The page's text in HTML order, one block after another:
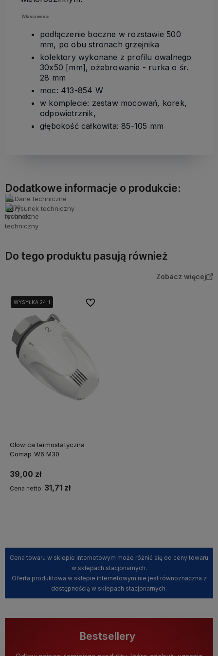
Właściwości
podłączenie boczne w rozstawie 500
mm, po obu stronach grzejnika
kolektory wykonane z profilu owalnego
30x50 [mm], ożebrowanie - rurka o śr.
28 mm
moc: 413-854 W
w komplecie: zestaw mocowań, korek,
odpowietrznik,
głębokość całkowita: 85-105 mm
Dodatkowe informacje o produkcie:
Dane techniczne
rysunek techniczny
Do tego produktu pasują również
Zobacz więcej
WYSYŁKA 24H
WYSYŁKA 24H
Głowica termostatyczna
Comap W6 M30
39,00 zł
Cena netto: 31,71 zł
Do ulubionych
Cena towaru w sklepie internetowym może różnić się od ceny towaru
w sklepach stacjonarnych.
Oferta produktowa w sklepie internetowym nie jest równoznaczna z
dostępnością w sklepach stacjonarnych.
Bestsellery